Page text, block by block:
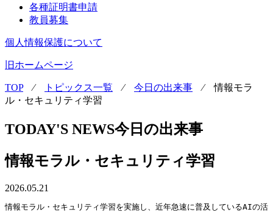
各種証明書申請
教員募集
個人情報保護について
旧ホームページ
TOP⁄ トピックス一覧 ⁄ 今日の出来事 ⁄情報モラ
ル・セキュリティ学習
TODAY'S NEWS今日の出来事
情報モラル・セキュリティ学習
2026.05.21
情報モラル・セキュリティ学習を実施し、近年急速に普及しているAIの活